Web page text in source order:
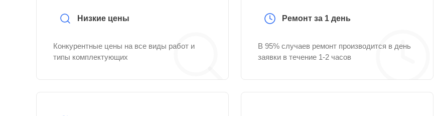
Низкие цены
Конкурентные цены на все виды работ и
типы комплектующих
Ремонт за 1 день
В 95% случаев ремонт производится в день
заявки в течение 1-2 часов